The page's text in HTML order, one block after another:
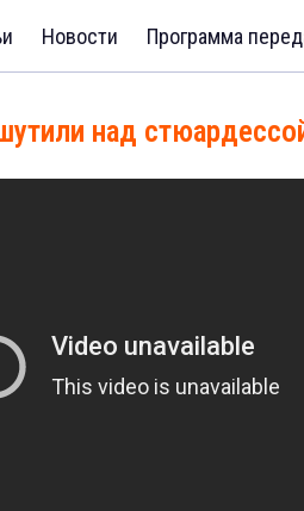
Новости Программа
над